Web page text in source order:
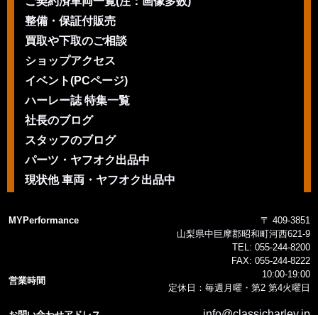
整備・保証付販売
買取や下取のご相談
ショップアクセス
イベント(PCページ)
ハーレー誌 特集一覧
社長のブログ
スタッフのブログ
パーツ・ヤフオク出品中
現状他 車両・ヤフオク出品中
MYPerformance
〒 409-3851
山梨県中巨摩郡昭和町河西621-9
TEL: 055-244-8200
FAX: 055-244-8222
営業時間
10:00-19:00
定休日：毎週月曜・第2 第4火曜日